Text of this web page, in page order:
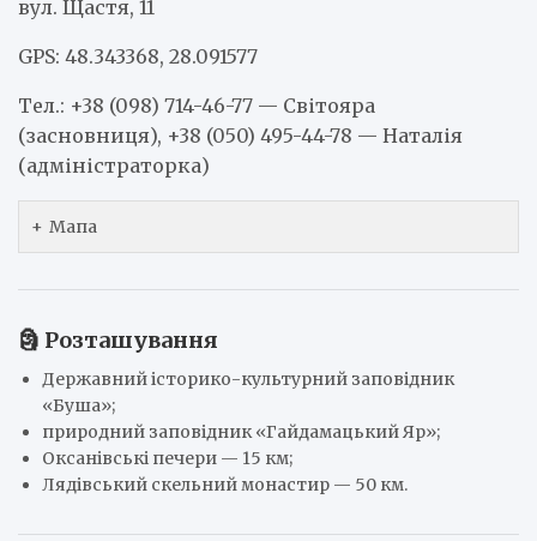
вул. Щастя, 11
GPS: 48.343368, 28.091577
Тел.: +38 (098) 714-46-77 — Світояра
(засновниця), +38 (050) 495-44-78 — Наталія
(адміністраторка)
Мапа
🗿 Розташування
Державний історико-культурний заповідник
«Буша»;
природний заповідник «Гайдамацький Яр»;
Оксанівські печери — 15 км;
Лядівський скельний монастир — 50 км.